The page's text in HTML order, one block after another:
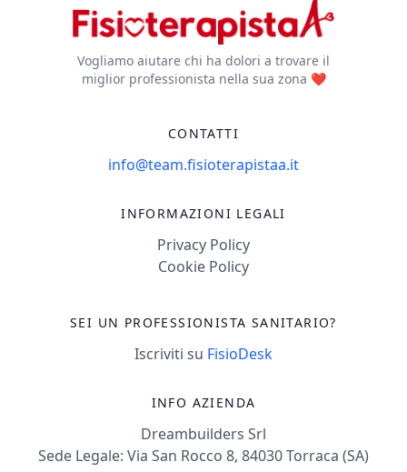
Vogliamo aiutare chi ha dolori a trovare il
miglior professionista nella sua zona ❤️
CONTATTI
info@team.fisioterapistaa.it
INFORMAZIONI LEGALI
Privacy Policy
Cookie Policy
SEI UN PROFESSIONISTA SANITARIO?
Iscriviti su FisioDesk
INFO AZIENDA
Dreambuilders Srl
Sede Legale: Via San Rocco 8, 84030 Torraca (SA)